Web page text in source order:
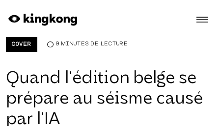
Skip to main content
COVER 9 MINUTES DE LECTURE
Quand l’édition belge se
prépare au séisme causé
par l’IA